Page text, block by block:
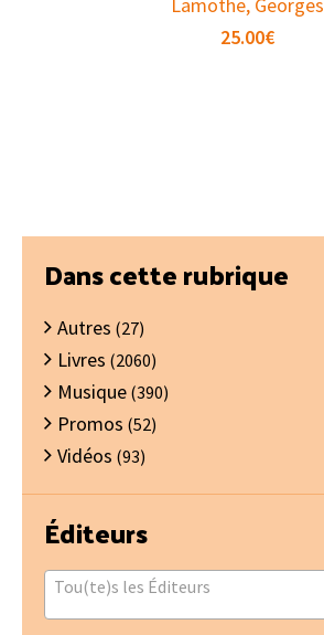
25.00€
Barre
latérale
principale
Dans cette rubrique
Autres (27)
Livres (2060)
Musique (390)
Promos (52)
Vidéos (93)
Éditeurs
Tou(te)s les Éditeurs